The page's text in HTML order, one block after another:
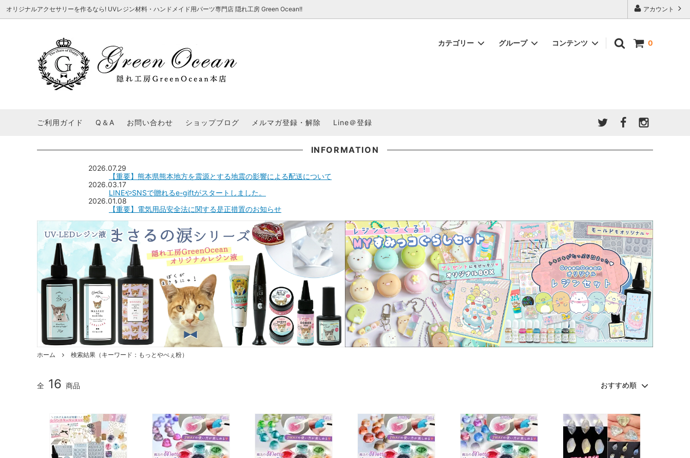
アカウント
オリジナルアクセサリーを作るなら! UVレジン材料・ハンドメイド用パーツ専門店 隠れ工房 Green Ocean!!
0
カテゴリー
2026謎福袋 パラコード
封入・デコパーツ・シール ラメ・ホログラム
ストーン・ビジュー 基本基礎パーツ
キーホルダー基礎パーツ チャーム
ガラスドーム・ペン・他 服飾パーツ ビーズ・パール その他・雑貨
販売用資材・背景紙 訳ありアウトレット 在庫限り・廃盤予定 ラッピング・サービス
グループ
★8/3更新 新商品★ ★7/24更新 新商品★
★7/3更新 新商品★
★今これが買い！イチオシアイテム★
【UV-LEDレジン液】まさるシリーズ GreenOceanオリジナルシリーズ♪
★スイーツ特集★
★猫モールド＆パーツ特集★
＃お急ぎ便
＃レジン液迷ったらコレ！
＃初心者なに買う？
＃文字・数字モールド
＃シェイカーモールド用フィルム ＃鉱石ストーンモールド
＃レジン液をさらさらにしたい
＃つくってみたい！
2023福袋のレフィル売り場 2024福袋のレフィル売り場
2024夏の福袋のレフィル売り場
2025福袋のレフィル売り場
季節の特集 ★ミニチュアの世界特集★
★プレミアムシールシリーズ★
★手作りドロップシール特集★
★しろたん★ ★閉じ込めて楽しむ！かわいいパーツ特集★
キャンディバッグの素の説明書
★ゆうパケ送料無料★1000円均一
★すみっコぐらし立体シールセット★
★レジンでつくるMYすみっコぐらしセット
★
立体シール
コンテンツ
■本店で買うとこんないいこと■ Ｑ＆Ａ/ショップでのお買い物 注意事項
コンテスト結果発表 - 一覧
カラリー大辞典 シール帳特集 教えて！レジン液の選び方
について
ふにゃふにゃ動く、謎の生き物を作ってみ
表
ご利用ガイド Q＆A お問い合わせ ショップブログ メルマガ登録・解除 Line＠登録
INFORMATION
2026.07.29
【重要】熊本県熊本地方を震源とする地震の影響による配送について
2026.03.17
LINEやSNSで贈れるe-giftがスタートしました。
2026.01.08
【重要】電気用品安全法に関する是正措置のお知らせ
ホーム 検索結果（キーワード：もっとやべぇ粉）
全 16 商品